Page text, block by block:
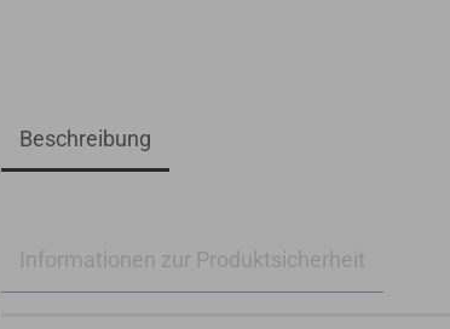
Beschreibung
Informationen zur Produktsicherheit